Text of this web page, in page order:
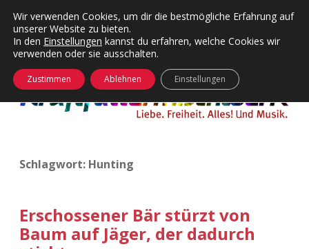
Kategorien
Menü
24 Hours Chilling
Die Wende
KFMW-Disco
Kopfkinomusik
KFMW-Disco
Dates
Menü
öffnen
Adventskalender 2010
facebook
instagram
rss soundcloud
vimeoBluesky
öffnen
Schlagwort: Hunting
Erschossener Bär stürzt von
Baum auf Jäger, der dadurch
Wir verwenden Cookies, um dir die bestmögliche Erfahrung auf
unserer Website zu bieten.
In den Einstellungen kannst du erfahren, welche Cookies wir
verwenden oder sie ausschalten.
Zustimmen Ablehnen Einstellungen